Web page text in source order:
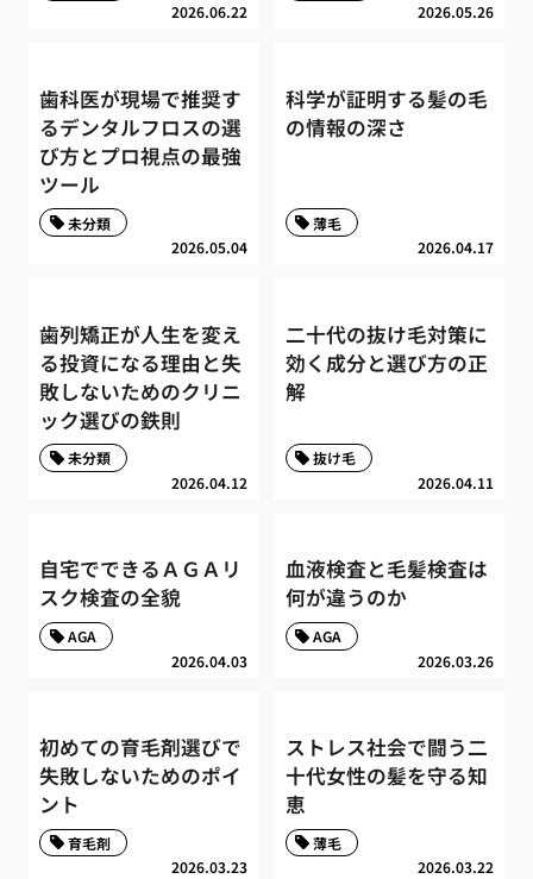
2026.06.22 2026.05.26
歯科医が現場で推奨す
るデンタルフロスの選
び方とプロ視点の最強
ツール
2026.05.04
未分類
科学が証明する髪の毛
の情報の深さ
2026.04.17
薄毛
歯列矯正が人生を変え
る投資になる理由と失
敗しないためのクリニ
ック選びの鉄則
2026.04.12
未分類
二十代の抜け毛対策に
効く成分と選び方の正
解
2026.04.11
抜け毛
自宅でできるＡＧＡリ
スク検査の全貌
2026.04.03
AGA
血液検査と毛髪検査は
何が違うのか
2026.03.26
AGA
初めての育毛剤選びで
失敗しないためのポイ
ント
2026.03.23
育毛剤
ストレス社会で闘う二
十代女性の髪を守る知
恵
2026.03.22
薄毛